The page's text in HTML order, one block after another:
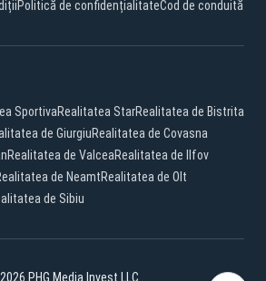
Politică de confidențialitateCod de conduită
SportivaRealitatea StarRealitatea de Bistrita
de GiurgiuRealitatea de Covasna
Realitatea de ValceaRealitatea de Ilfov
de NeamtRealitatea de Olt
de Sibiu
PHG Media Invest LLC